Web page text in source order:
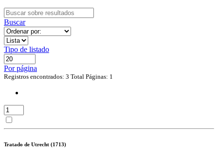
Buscar
Tipo de listado
Por página
Registros encontrados: 3 Total Páginas: 1
Tratado de Utrecht (1713)